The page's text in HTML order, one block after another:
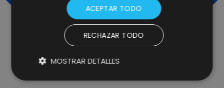
CURSO: DESAFIANDO LOS
ACEPTAR TODO
RECHAZAR TODO
MOSTRAR DETALLES